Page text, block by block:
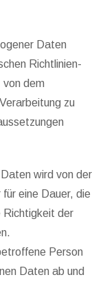
Daten
Richtlinien-
dem
zu
wird von der
eine Dauer, die
Richtigkeit der
Person
Daten ab und